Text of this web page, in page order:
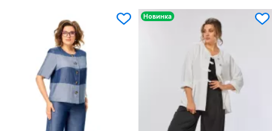
Новинка